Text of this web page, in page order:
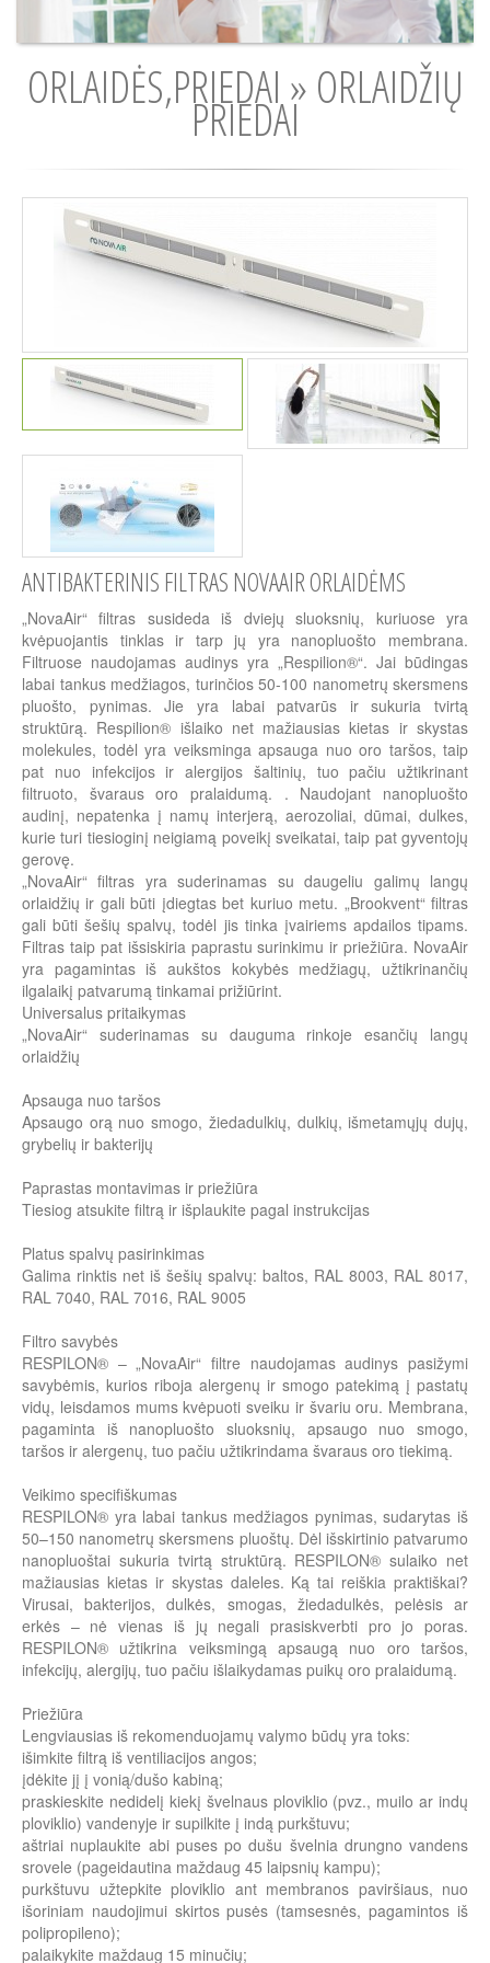
ORLAIDĖS,PRIEDAI » ORLAIDŽIŲ
PRIEDAI
ANTIBAKTERINIS FILTRAS NOVAAIR ORLAIDĖMS
„NovaAir“ filtras susideda iš dviejų sluoksnių, kuriuose yra
kvėpuojantis tinklas ir tarp jų yra nanopluošto membrana.
Filtruose naudojamas audinys yra „Respilion®“. Jai būdingas
labai tankus medžiagos, turinčios 50-100 nanometrų skersmens
pluošto, pynimas. Jie yra labai patvarūs ir sukuria tvirtą
struktūrą. Respilion® išlaiko net mažiausias kietas ir skystas
molekules, todėl yra veiksminga apsauga nuo oro taršos, taip
pat nuo infekcijos ir alergijos šaltinių, tuo pačiu užtikrinant
filtruoto, švaraus oro pralaidumą. . Naudojant nanopluošto
audinį, nepatenka į namų interjerą, aerozoliai, dūmai, dulkes,
kurie turi tiesioginį neigiamą poveikį sveikatai, taip pat gyventojų
gerovę.
„NovaAir“ filtras yra suderinamas su daugeliu galimų langų
orlaidžių ir gali būti įdiegtas bet kuriuo metu. „Brookvent“ filtras
gali būti šešių spalvų, todėl jis tinka įvairiems apdailos tipams.
Filtras taip pat išsiskiria paprastu surinkimu ir priežiūra. NovaAir
yra pagamintas iš aukštos kokybės medžiagų, užtikrinančių
ilgalaikį patvarumą tinkamai prižiūrint.
Universalus pritaikymas
„NovaAir“ suderinamas su dauguma rinkoje esančių langų
orlaidžių
Apsauga nuo taršos
Apsaugo orą nuo smogo, žiedadulkių, dulkių, išmetamųjų dujų,
grybelių ir bakterijų
Paprastas montavimas ir priežiūra
Tiesiog atsukite filtrą ir išplaukite pagal instrukcijas
Platus spalvų pasirinkimas
Galima rinktis net iš šešių spalvų: baltos, RAL 8003, RAL 8017,
RAL 7040, RAL 7016, RAL 9005
Filtro savybės
RESPILON® – „NovaAir“ filtre naudojamas audinys pasižymi
savybėmis, kurios riboja alergenų ir smogo patekimą į pastatų
vidų, leisdamos mums kvėpuoti sveiku ir švariu oru. Membrana,
pagaminta iš nanopluošto sluoksnių, apsaugo nuo smogo,
taršos ir alergenų, tuo pačiu užtikrindama švaraus oro tiekimą.
Veikimo specifiškumas
RESPILON® yra labai tankus medžiagos pynimas, sudarytas iš
50–150 nanometrų skersmens pluoštų. Dėl išskirtinio patvarumo
nanopluoštai sukuria tvirtą struktūrą. RESPILON® sulaiko net
mažiausias kietas ir skystas daleles. Ką tai reiškia praktiškai?
Virusai, bakterijos, dulkės, smogas, žiedadulkės, pelėsis ar
erkės – nė vienas iš jų negali prasiskverbti pro jo poras.
RESPILON® užtikrina veiksmingą apsaugą nuo oro taršos,
infekcijų, alergijų, tuo pačiu išlaikydamas puikų oro pralaidumą.
Priežiūra
Lengviausias iš rekomenduojamų valymo būdų yra toks:
išimkite filtrą iš ventiliacijos angos;
įdėkite jį į vonią/dušo kabiną;
praskieskite nedidelį kiekį švelnaus ploviklio (pvz., muilo ar indų
ploviklio) vandenyje ir supilkite į indą purkštuvu;
aštriai nuplaukite abi puses po dušu švelnia drungno vandens
srovele (pageidautina maždaug 45 laipsnių kampu);
purkštuvu užtepkite ploviklio ant membranos paviršiaus, nuo
išoriniam naudojimui skirtos pusės (tamsesnės, pagamintos iš
polipropileno);
palaikykite maždaug 15 minučių;